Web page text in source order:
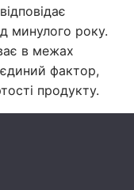
минулого року.
в межах
фактор,
продукту.